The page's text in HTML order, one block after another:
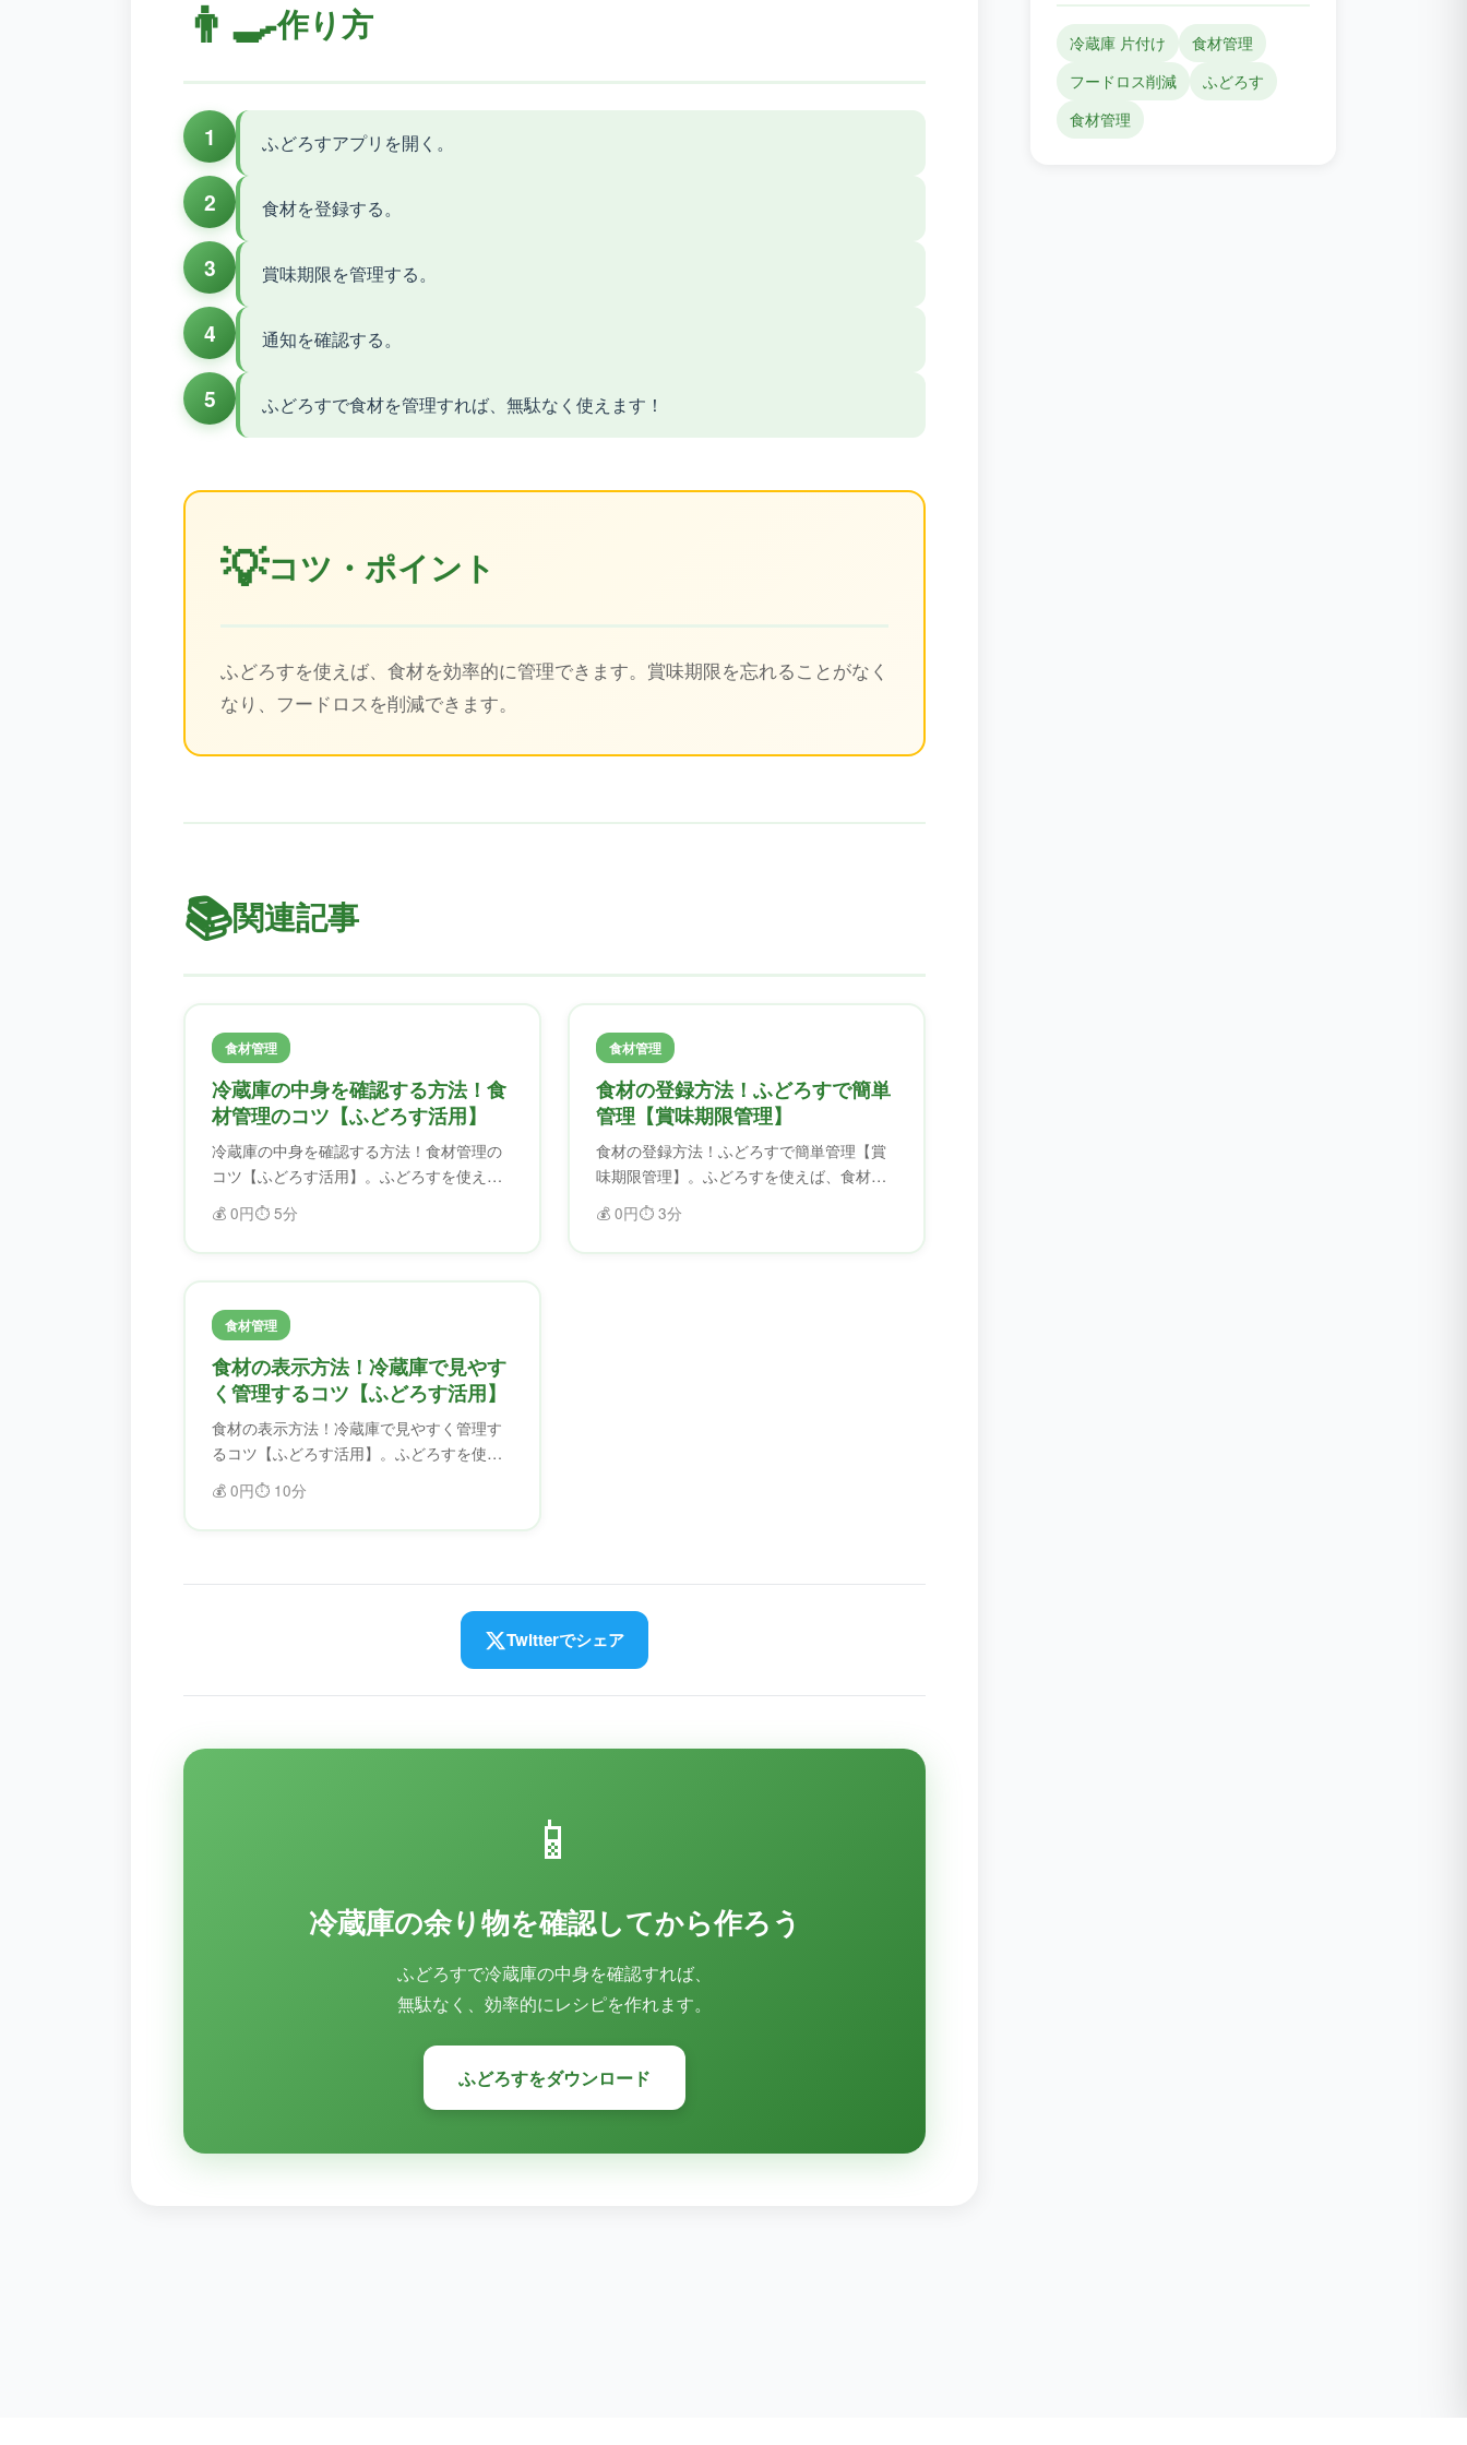
👨‍🍳作り方
1 ふどろすアプリを開く。
2 食材を登録する。
3 賞味期限を管理する。
4 通知を確認する。
5 ふどろすで食材を管理すれば、無駄なく使えます！
💡コツ・ポイント
ふどろすを使えば、食材を効率的に管理できます。賞味期限を忘れることがなく
なり、フードロスを削減できます。
📚関連記事
食材管理
冷蔵庫の中身を確認する方法！食
材管理のコツ【ふどろす活用】
冷蔵庫の中身を確認する方法！食材管理の
コツ【ふどろす活用】。ふどろすを使え
ば、食材を効率的に管理できます。賞味期
限を忘れることがなくなり、フードロスを
💰 0円⏱️ 5分
食材管理
食材の登録方法！ふどろすで簡単
管理【賞味期限管理】
食材の登録方法！ふどろすで簡単管理【賞
味期限管理】。ふどろすを使えば、食材を
効率的に管理できます。賞味期限を忘れる
ことがなくなり、フードロスを削減できま
💰 0円⏱️ 3分
食材管理
食材の表示方法！冷蔵庫で見やす
く管理するコツ【ふどろす活用】
食材の表示方法！冷蔵庫で見やすく管理す
るコツ【ふどろす活用】。ふどろすを使え
ば、食材を効率的に管理できます。賞味期
限を忘れることがなくなり、フードロスを
💰 0円⏱️ 10分
Twitterでシェア
📱
冷蔵庫の余り物を確認してから作ろう
ふどろすで冷蔵庫の中身を確認すれば、
無駄なく、効率的にレシピを作れます。
ふどろすをダウンロード
冷蔵庫 片付け
食材管理
フードロス削減
ふどろす
食材管理